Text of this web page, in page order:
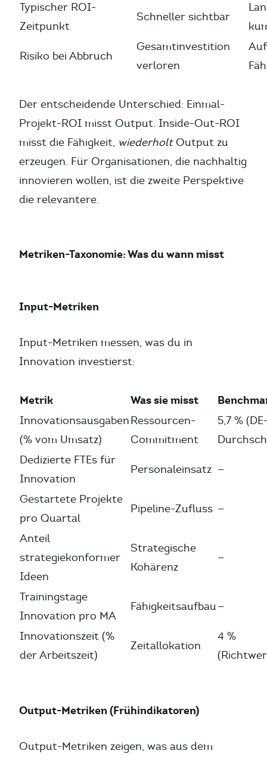
Typischer ROI-
Zeitpunkt
Schneller sichtbar
Risiko bei Abbruch
Gesamtinvestition
verloren
Der entscheidende Unterschied: Einmal-
Projekt-ROI misst Output. Inside-Out-ROI
misst die Fähigkeit, wiederholtOutput zu
erzeugen. Für Organisationen, die nachhaltig
innovieren wollen, ist die zweite Perspektive
die relevantere.
Metriken-Taxonomie: Was du wann misst
Input-Metriken
Input-Metriken messen, was du in
Innovation investierst:
Metrik Was sie misst
Innovationsausgaben
(% vom Umsatz)
Ressourcen-
Commitment
5,7 %
Dedizierte FTEs für
Innovation
Personaleinsatz —
Gestartete Projekte
pro Quartal
Pipeline-Zufluss —
Anteil
strategiekonformer
Ideen
Strategische
Kohärenz
—
Trainingstage
Innovation pro MA
Fähigkeitsaufbau—
Innovationszeit (%
der Arbeitszeit)
Zeitallokation
4 %
Output-Metriken (Frühindikatoren)
Output-Metriken zeigen, was aus dem